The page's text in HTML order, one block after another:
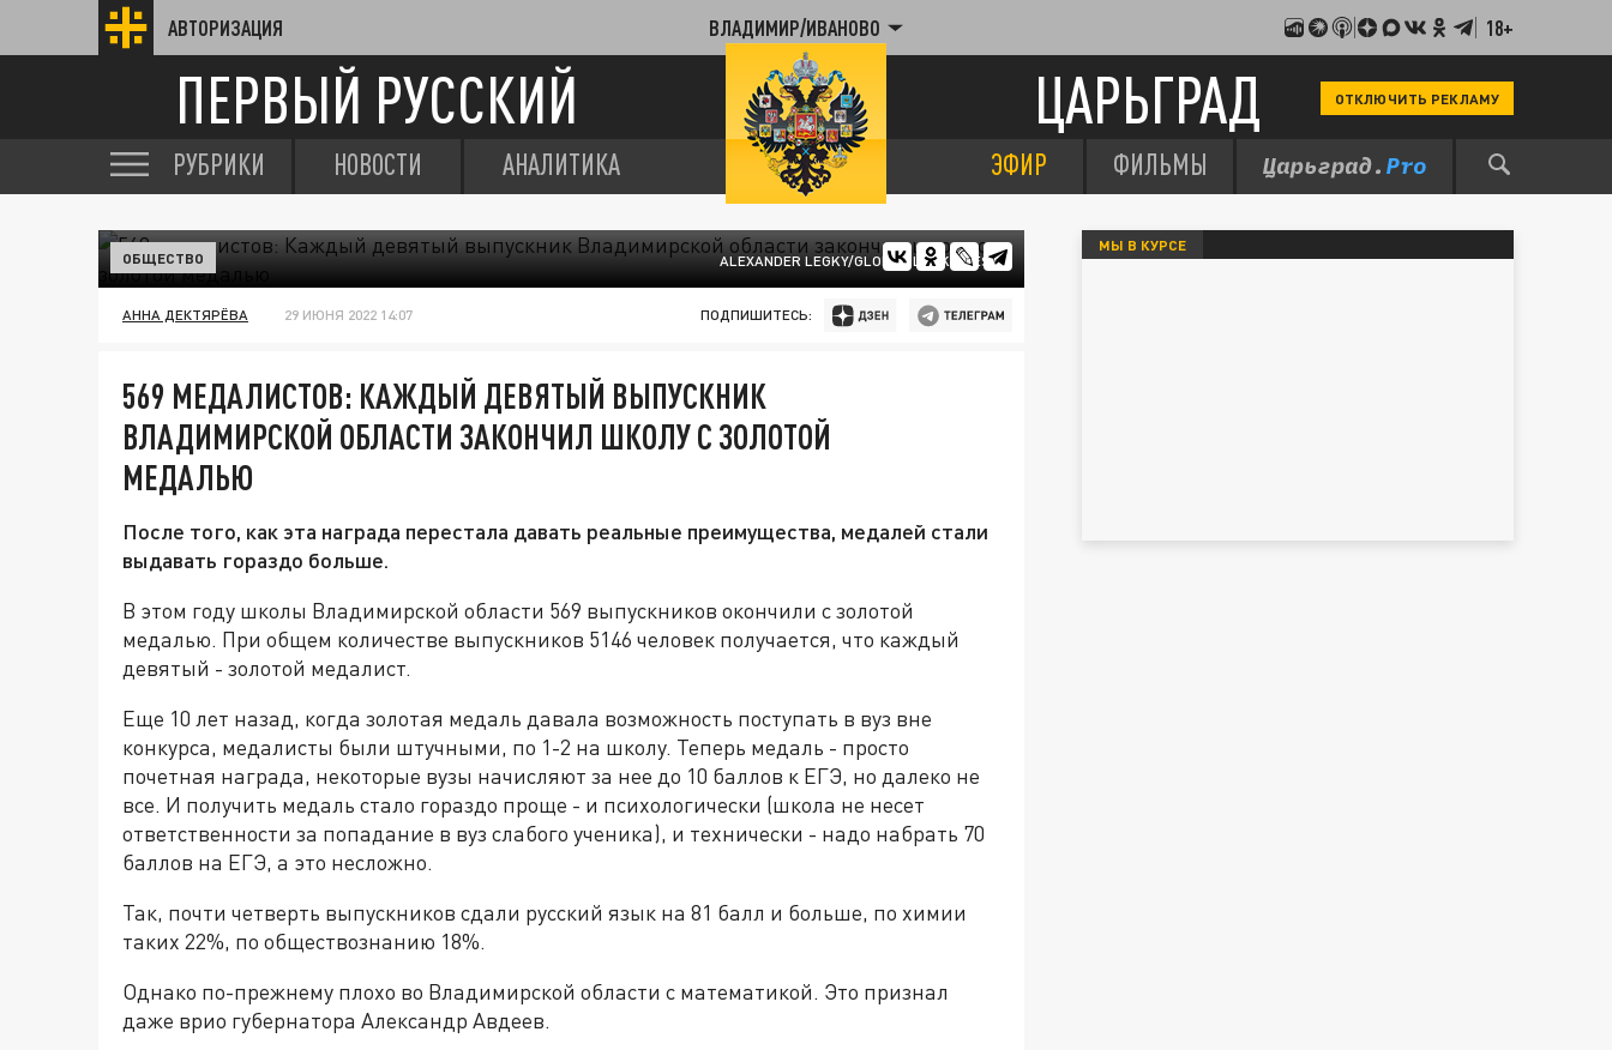
АВТОРИЗАЦИЯ ВЛАДИМИР/ИВАНОВО 18+
ПЕРВЫЙ РУССКИЙ ЦАРЬГРАД ОТКЛЮЧИТЬ РЕКЛАМУ
РУБРИКИ НОВОСТИ АНАЛИТИКА ЭФИР ФИЛЬМЫ
ALEXANDER LEGKY/GLOBAL LOOK PRESS
ОБЩЕСТВО
АННА ДЕКТЯРЁВА 29 ИЮНЯ 2022 14:07 ПОДПИШИТЕСЬ:
569 МЕДАЛИСТОВ: КАЖДЫЙ ДЕВЯТЫЙ ВЫПУСКНИК
ВЛАДИМИРСКОЙ ОБЛАСТИ ЗАКОНЧИЛ ШКОЛУ С ЗОЛОТОЙ
МЕДАЛЬЮ
После того, как эта награда перестала давать реальные преимущества, медалей стали
выдавать гораздо больше.
В этом году школы Владимирской области 569 выпускников окончили с золотой
медалью. При общем количестве выпускников 5146 человек получается, что каждый
девятый - золотой медалист.
Еще 10 лет назад, когда золотая медаль давала возможность поступать в вуз вне
конкурса, медалисты были штучными, по 1-2 на школу. Теперь медаль - просто
почетная награда, некоторые вузы начисляют за нее до 10 баллов к ЕГЭ, но далеко не
все. И получить медаль стало гораздо проще - и психологически (школа не несет
ответственности за попадание в вуз слабого ученика), и технически - надо набрать 70
баллов на ЕГЭ, а это несложно.
Так, почти четверть выпускников сдали русский язык на 81 балл и больше, по химии
таких 22%, по обществознанию 18%.
Однако по-прежнему плохо во Владимирской области с математикой. Это признал
даже врио губернатора Александр Авдеев.
МЫ В КУРСЕ